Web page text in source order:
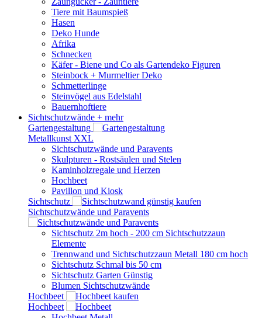
Tiere mit Baumspieß
Hasen
Deko Hunde
Afrika
Schnecken
Käfer - Biene und Co als Gartendeko Figuren
Steinbock + Murmeltier Deko
Schmetterlinge
Steinvögel aus Edelstahl
Bauernhoftiere
Sichtschutzwände + mehr
Gartengestaltung
Metallkunst XXL
Sichtschutzwände und Paravents
Skulpturen - Rostsäulen und Stelen
Kaminholzregale und Herzen
Hochbeet
Pavillon und Kiosk
Sichtschutz
Sichtschutzwände und Paravents
Sichtschutz 2m hoch - 200 cm Sichtschutzzaun
Elemente
Trennwand und Sichtschutzzaun Metall 180 cm hoch
Sichtschutz Schmal bis 50 cm
Sichtschutz Garten Günstig
Blumen Sichtschutzwände
Hochbeet
Hochbeet